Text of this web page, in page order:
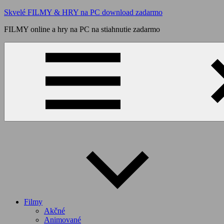
Skip
content
Skvelé FILMY & HRY na PC download zadarmo
FILMY online a hry na PC na stiahnutie zadarmo
Filmy
Akčné
Animované